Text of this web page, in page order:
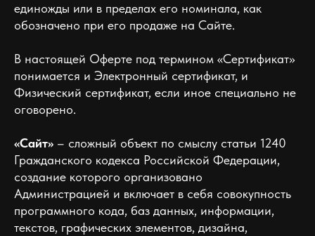
единожды или в пределах его номинала, как
обозначено при его продаже на Сайте.
В настоящей Оферте под термином «Сертификат»
понимается и Электронный сертификат, и
Физический сертификат, если иное специально не
оговорено.
«Сайт» – сложный объект по смыслу статьи 1240
Гражданского кодекса Российской Федерации,
создание которого организовано
Администрацией и включает в себя совокупность
программного кода, баз данных, информации,
текстов, графических элементов, дизайна,